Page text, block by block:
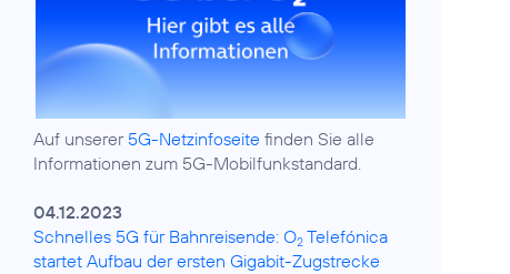
Auf unserer 5G-Netzinfoseite finden Sie alle
Informationen zum 5G-Mobilfunkstandard.
04.12.2023
Schnelles 5G für Bahnreisende: O2 Telefónica
startet Aufbau der ersten Gigabit-Zugstrecke